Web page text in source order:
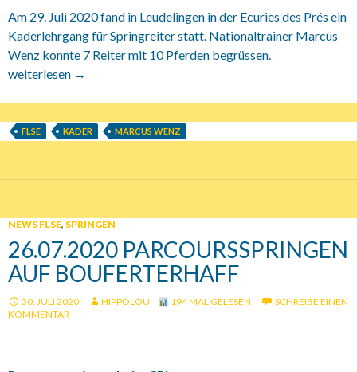
Am 29. Juli 2020 fand in Leudelingen in der Ecuries des Prés ein
Kaderlehrgang für Springreiter statt. Nationaltrainer Marcus
Wenz konnte 7 Reiter mit 10 Pferden begrüssen.
29.07.2020 Kadertraining FLSE
weiterlesen →
FLSE KADER MARCUS WENZ
NEWS FLSE, SPRINGEN
26.07.2020 PARCOURSSPRINGEN
AUF BOUFERTERHAFF
30. JULI 2020 HIPPOLOU 194 MAL GELESEN
SCHREIBE EINEN
KOMMENTAR